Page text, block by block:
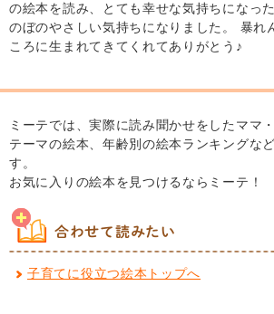
の絵本を読み、とても幸せな気持ちになっ
のぼのやさしい気持ちになりました。 暴れ
ころに生まれてきてくれてありがとう♪
ミーテでは、実際に読み聞かせをしたママ
テーマの絵本、年齢別の絵本ランキングな
す。
お気に入りの絵本を見つけるならミーテ！
合わせて読みたい
子育てに役立つ絵本トップへ